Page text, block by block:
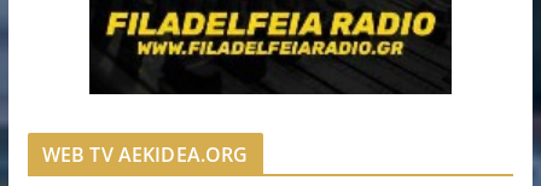
WEB TV AEKIDEA.ORG